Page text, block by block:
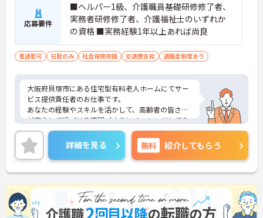
応募要件
■ヘルパー1級、介護職員基礎研修修了者、
実務者研修修了者、介護福祉士のいずれか
の資格 ■実務経験1年以上あれば尚良
車通勤可 日勤のみ 社会保険完備 交通費支給 退職金制度あり
大阪府貝塚市にある住宅型有料老人ホームにてサー
ビス提供責任者のお仕事です。
あなたの経験やスキルを活かして、高齢者の皆さま
が安心して過ごせる空間づくりにチャレンジしてみ
ませんか？
ご興味ある方には、面接対策ポイントなど、さらに
詳細をお話しいたしますのでお気軽にご相談くださ
い。
詳細を見る 無料 紹介してもらう